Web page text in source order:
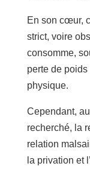
En son cœur,
strict, voire
consomme,
perte de poids
physique.
Cependant,
recherché, la
relation
la privation et